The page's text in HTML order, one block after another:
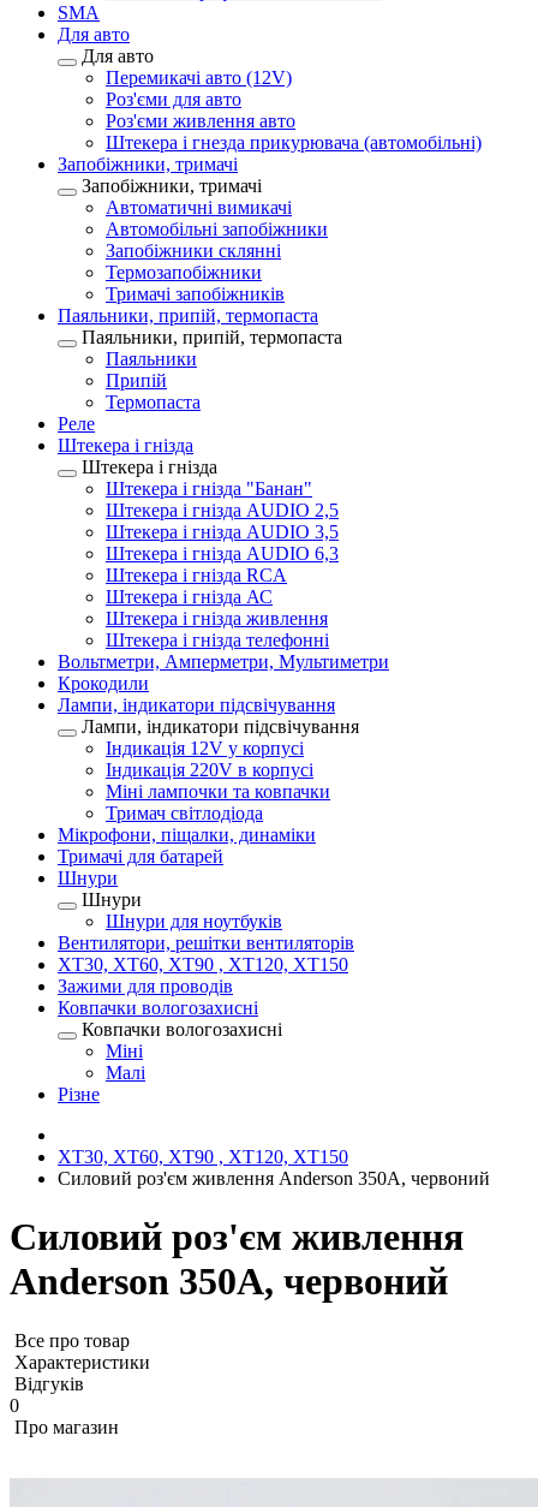
SMA
Для авто
Для авто
Перемикачі авто (12V)
Роз'єми для авто
Роз'єми живлення авто
Штекера і гнезда прикурювача (автомобільні)
Запобіжники, тримачі
Запобіжники, тримачі
Автоматичні вимикачі
Автомобільні запобіжники
Запобіжники склянні
Термозапобіжники
Тримачі запобіжників
Паяльники, припій, термопаста
Паяльники, припій, термопаста
Паяльники
Припій
Термопаста
Реле
Штекера і гнізда
Штекера і гнізда
Штекера і гнізда "Банан"
Штекера і гнізда AUDIO 2,5
Штекера і гнізда AUDIO 3,5
Штекера і гнізда AUDIO 6,3
Штекера і гнізда RCA
Штекера і гнізда АС
Штекера і гнізда живлення
Штекера і гнізда телефонні
Вольтметри, Амперметри, Мультиметри
Крокодили
Лампи, індикатори підсвічування
Лампи, індикатори підсвічування
Індикація 12V у корпусі
Індикація 220V в корпусі
Міні лампочки та ковпачки
Тримач світлодіода
Мікрофони, піщалки, динаміки
Тримачі для батарей
Шнури
Шнури
Шнури для ноутбуків
Вентилятори, решітки вентиляторів
XT30, XT60, XT90 , XT120, XT150
Зажими для проводів
Ковпачки вологозахисні
Ковпачки вологозахисні
Міні
Малі
Різне
XT30, XT60, XT90 , XT120, XT150
Силовий роз'єм живлення Anderson 350А, червоний
Силовий роз'єм живлення
Anderson 350А, червоний
Все про товар
Характеристики
Відгуків
0
Про магазин